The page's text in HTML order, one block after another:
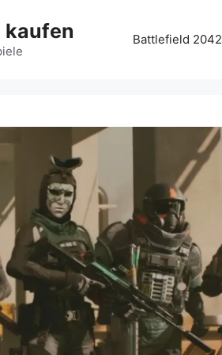
kaufen Battlefield 2042